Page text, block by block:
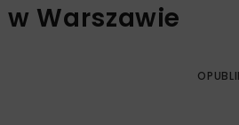
w Warszawie